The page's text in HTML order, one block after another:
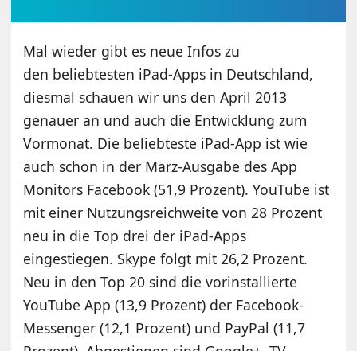
Mal wieder gibt es neue Infos zu
den beliebtesten iPad-Apps in Deutschland,
diesmal schauen wir uns den April 2013
genauer an und auch die Entwicklung zum
Vormonat. Die beliebteste iPad-App ist wie
auch schon in der März-Ausgabe des App
Monitors Facebook (51,9 Prozent). YouTube ist
mit einer Nutzungsreichweite von 28 Prozent
neu in die Top drei der iPad-Apps
eingestiegen. Skype folgt mit 26,2 Prozent.
Neu in den Top 20 sind die vorinstallierte
YouTube App (13,9 Prozent) der Facebook-
Messenger (12,1 Prozent) und PayPal (11,7